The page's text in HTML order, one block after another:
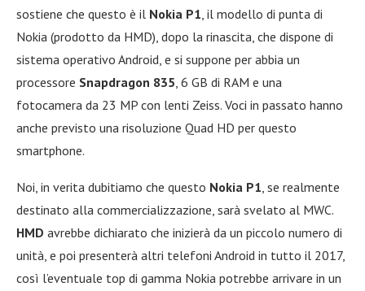
sostiene che questo è il Nokia P1 , il modello di punta di
Nokia (prodotto da HMD), dopo la rinascita, che dispone di
sistema operativo Android, e si suppone per abbia un
processore Snapdragon 835 , 6 GB di RAM e una
fotocamera da 23 MP con lenti Zeiss. Voci in passato hanno
anche previsto una risoluzione Quad HD per questo
smartphone.
Noi, in verita dubitiamo che questo Nokia P1 , se realmente
destinato alla commercializzazione, sarà svelato al MWC.
HMD avrebbe dichiarato che inizierà da un piccolo numero di
unità, e poi presenterà altri telefoni Android in tutto il 2017,
così l’eventuale top di gamma Nokia potrebbe arrivare in un